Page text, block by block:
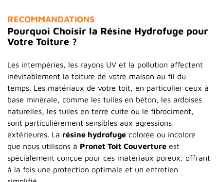
RECOMMANDATIONS
Pourquoi Choisir la Résine Hydrofuge pour
Votre Toiture ?
Les intempéries, les rayons UV et la pollution affectent
inévitablement la toiture de votre maison au fil du
temps. Les matériaux de votre toit, en particulier ceux à
base minérale, comme les tuiles en béton, les ardoises
naturelles, les tuiles en terre cuite ou le fibrociment,
sont particulièrement sensibles aux agressions
extérieures. La résine hydrofuge colorée ou incolore
que nous utilisons à Pronet Toit Couverture est
spécialement conçue pour ces matériaux poreux, offrant
à la fois une protection optimale et un entretien